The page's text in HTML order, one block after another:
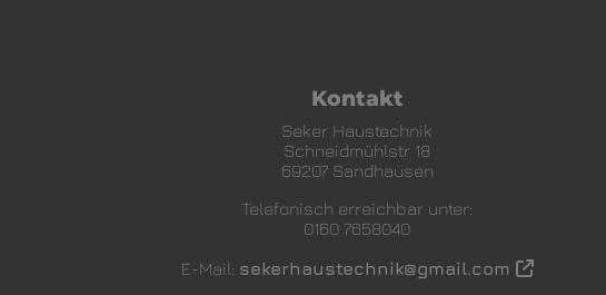
Kontakt
Seker Haustechnik
Schneidmühlstr 18
69207 Sandhausen
Telefonisch erreichbar unter:
0160 7658040
E-Mail: sekerhaustechnik@gmail.com